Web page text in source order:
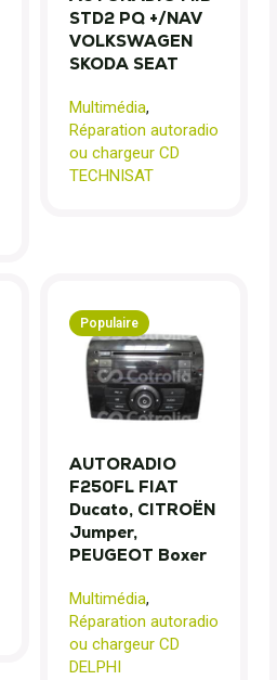
STD2 PQ +/NAV
VOLKSWAGEN
SKODA SEAT
Multimédia,
Réparation autoradio
ou chargeur CD
TECHNISAT
Populaire
AUTORADIO
F250FL FIAT
Ducato, CITROËN
Jumper,
PEUGEOT Boxer
Multimédia,
Réparation autoradio
ou chargeur CD
DELPHI